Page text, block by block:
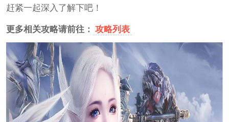
赶紧一起深入了解下吧！
更多相关攻略请前往： 攻略列表